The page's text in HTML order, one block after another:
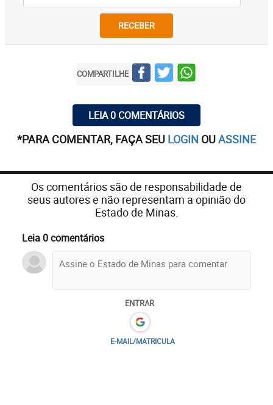
RECEBER
COMPARTILHE
LEIA 0 COMENTÁRIOS
*PARA COMENTAR, FAÇA SEU LOGIN OUASSINE
Os comentários são de responsabilidade de
seus autores e não representam a opinião do
Estado de Minas.
Leia 0 comentários
ENTRAR
E-MAIL/MATRICULA